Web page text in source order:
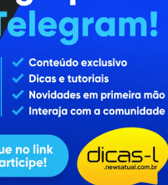
Contato
RSS